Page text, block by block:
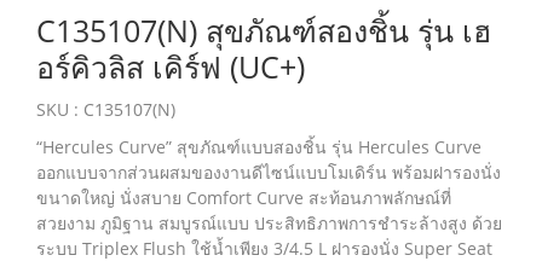
C135107(N) สุขภัณฑ์สองชิ้น รุ่น เฮ
อร์คิวลิส เคิร์ฟ (UC+)
SKU : C135107(N)
“Hercules Curve” สุขภัณฑ์แบบสองชิ้น รุ่น Hercules Curve
ออกแบบจากส่วนผสมของงานดีไซน์แบบโมเดิร์น พร้อมฝารองนั่ง
ขนาดใหญ่ นั่งสบาย Comfort Curve สะท้อนภาพลักษณ์ที่
สวยงาม ภูมิฐาน สมบูรณ์แบบ ประสิทธิภาพการชำระล้างสูง ด้วย
ระบบ Triplex Flush ใช้น้ำเพียง 3/4.5 L ฝารองนั่ง Super Seat